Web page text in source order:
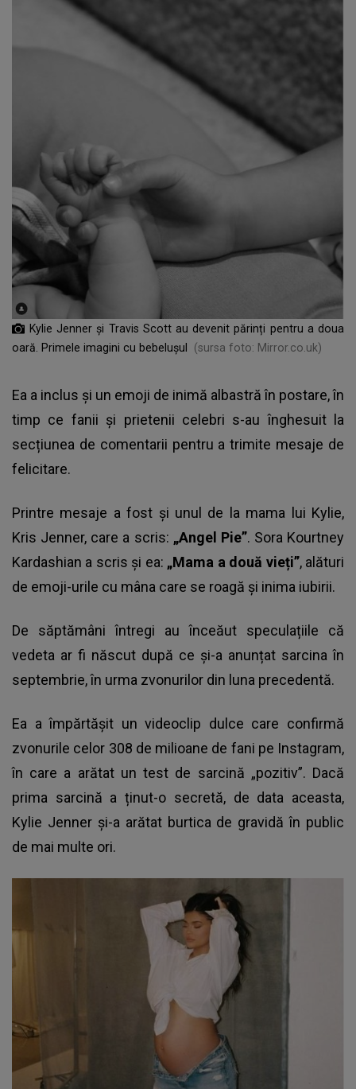
Kylie Jenner și Travis Scott au devenit părinți pentru a doua
oară. Primele imagini cu bebelușul
(sursa foto: Mirror.co.uk)
Ea a inclus și un emoji de inimă albastră în postare, în
timp ce fanii și prietenii celebri s-au înghesuit la
secțiunea de comentarii pentru a trimite mesaje de
felicitare.
Printre mesaje a fost și unul de la mama lui Kylie,
Kris Jenner, care a scris: „Angel Pie”. Sora Kourtney
Kardashian a scris și ea: „Mama a două vieți”, alături
de emoji-urile cu mâna care se roagă și inima iubirii.
De săptămâni întregi au înceăut speculațiile că
vedeta ar fi născut după ce și-a anunțat sarcina în
septembrie, în urma zvonurilor din luna precedentă.
Ea a împărtășit un videoclip dulce care confirmă
zvonurile celor 308 de milioane de fani pe Instagram,
în care a arătat un test de sarcină „pozitiv”. Dacă
prima sarcină a ținut-o secretă, de data aceasta,
Kylie Jenner și-a arătat burtica de gravidă în public
de mai multe ori.